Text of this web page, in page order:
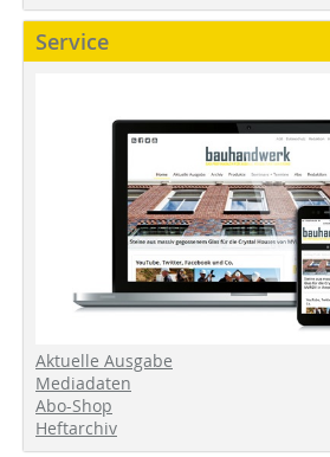
Service
Aktuelle Ausgabe
Mediadaten
Abo-Shop
Heftarchiv